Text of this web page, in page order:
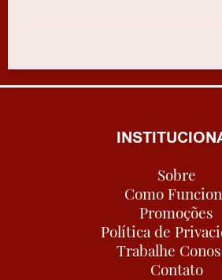
Sobre
Como
Promoções
Política de
Trabalhe
Contato